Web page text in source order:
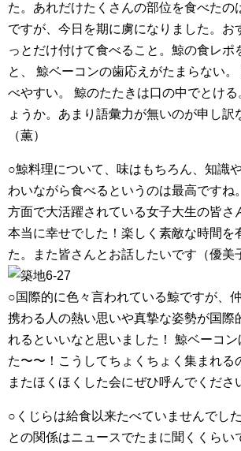
た。あれだけたくさんの部位を食べたの
ですが、今日を期に虜になりました。お
っとだけ付けて食べること。鯨の食レポ
と、 鯨ベーコンの歯応えがたまらない
べやすい。 鯨のたたきは口の中でとけ
ょうか。あまり語彙力が無いのが申し訳
（薫）
○鯨料理について、味はもちろん、知識
わいながら食べるというのは最高ですね
方面で大活躍されている女子大生の皆さ
本当に幸せでした！楽しく素敵な時間を
た。また皆さんとお話したいです（優美
○国際的に色々言われている鯨ですが、
携わる人の熱い思いや真摯な姿勢が国際
れるといいなと思いました！ 鯨ベーコ
た〜〜！こうしてちょくちょく集まれる
またほくほくした会にぜひ呼んでくださ
○くじらは給食以来たべていませんでし
との関係はニュースでたまに聞くくらい